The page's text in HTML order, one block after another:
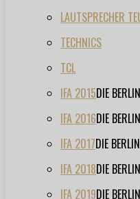
LAUTSPRECHER
TECHNICS
TCL
IFA 2015DIE
IFA 2016DIE
IFA 2017DIE
IFA 2018DIE
IFA 2019DIE